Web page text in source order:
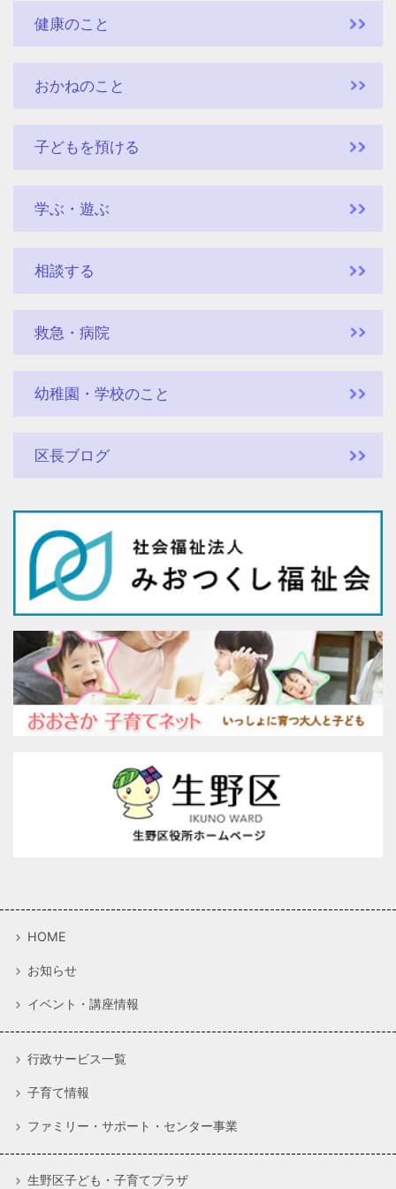
健康のこと
おかねのこと
子どもを預ける
学ぶ・遊ぶ
相談する
救急・病院
幼稚園・学校のこと
区長ブログ
HOME
お知らせ
イベント・講座情報
行政サービス一覧
子育て情報
ファミリー・サポート・センター事業
生野区子ども・子育てプラザ